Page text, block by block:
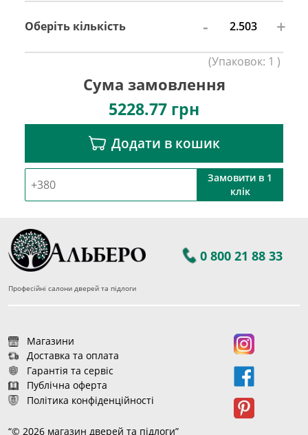
Оберіть кількість - +
(Упаковок: 1 )
Сума замовлення
5228.77 грн
Додати в кошик
Замовити в 1
клік
0 800 21 88 33
Професійні салони дверей та підлоги
Магазини
Доставка та оплата
Гарантія та сервіс
Публічна оферта
Політика конфіденційності
“© 2026 магазин дверей та підлоги”